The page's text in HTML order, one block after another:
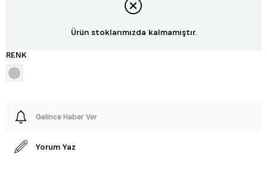
Ürün stoklarımızda kalmamıştır.
RENK
Gelince Haber Ver
Yorum Yaz